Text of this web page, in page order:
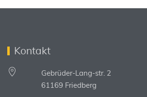
Kontakt
Gebrüder-Lang-str. 2
61169 Friedberg